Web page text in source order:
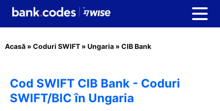
Acasă » Coduri SWIFT » Ungaria » CIB Bank
Cod SWIFT CIB Bank - Coduri
SWIFT/BIC în Ungaria